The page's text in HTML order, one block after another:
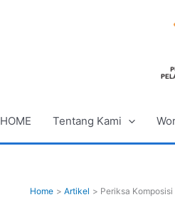
HOME Tentang Kami
Home Artikel Periksa